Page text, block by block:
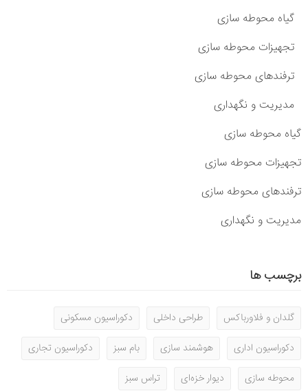
گیاه محوطه سازی
تجهیزات محوطه سازی
ترفندهای محوطه سازی
مدیریت و نگهداری
گیاه محوطه سازی
تجهیزات محوطه سازی
ترفندهای محوطه سازی
مدیریت و نگهداری
برچسب ها
گلدان و فلاورباکس طراحی داخلی
دکوراسیون مسکونی
دکوراسیون اداری
هوشمند سازی بام سبز
دکوراسیون تجاری
محوطه سازی
دیوار خزه‌ای تراس سبز